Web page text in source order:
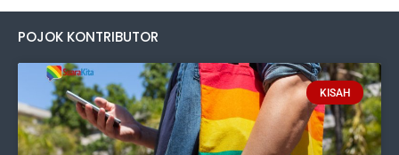
POJOK KONTRIBUTOR
KISAH